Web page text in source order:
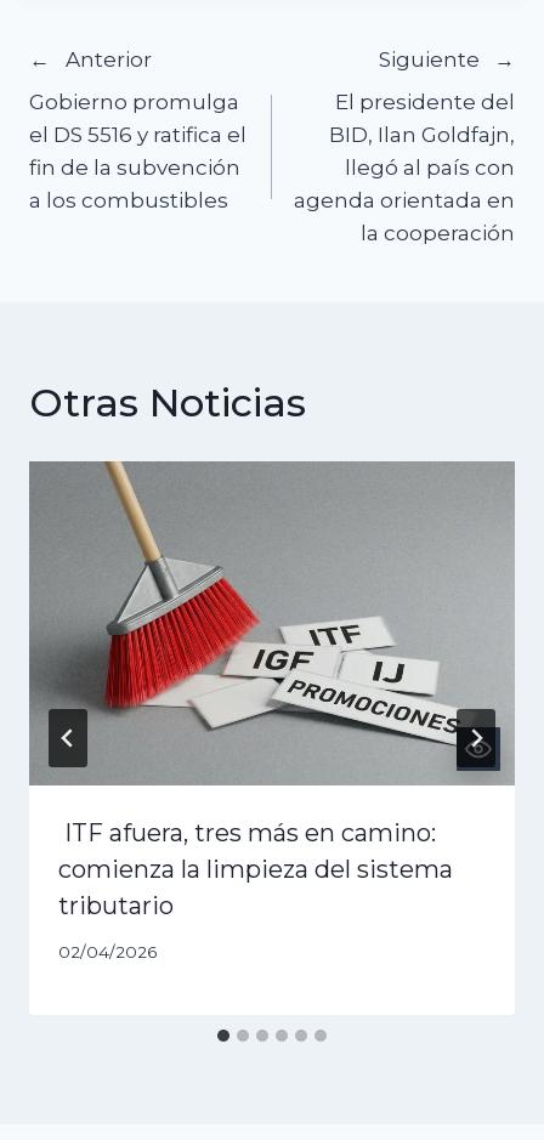
Navegación
de
entradas
Anterior
Gobierno promulga
el DS 5516 y ratifica el
fin de la subvención
a los combustibles
Siguiente
El presidente del
BID, Ilan Goldfajn,
llegó al país con
agenda orientada en
la cooperación
Otras Noticias
ITF afuera, tres más en camino:
comienza la limpieza del sistema
tributario
02/04/2026